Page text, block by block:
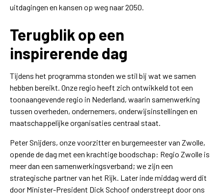
uitdagingen en kansen op weg naar 2050.
Terugblik op een
inspirerende dag
Tijdens het programma stonden we stil bij wat we samen
hebben bereikt. Onze regio heeft zich ontwikkeld tot een
toonaangevende regio in Nederland, waarin samenwerking
tussen overheden, ondernemers, onderwijsinstellingen en
maatschappelijke organisaties centraal staat.
Peter Snijders, onze voorzitter en burgemeester van Zwolle,
opende de dag met een krachtige boodschap: Regio Zwolle is
meer dan een samenwerkingsverband; we zijn een
strategische partner van het Rijk. Later inde middag werd dit
door Minister-President Dick Schoof onderstreept door ons